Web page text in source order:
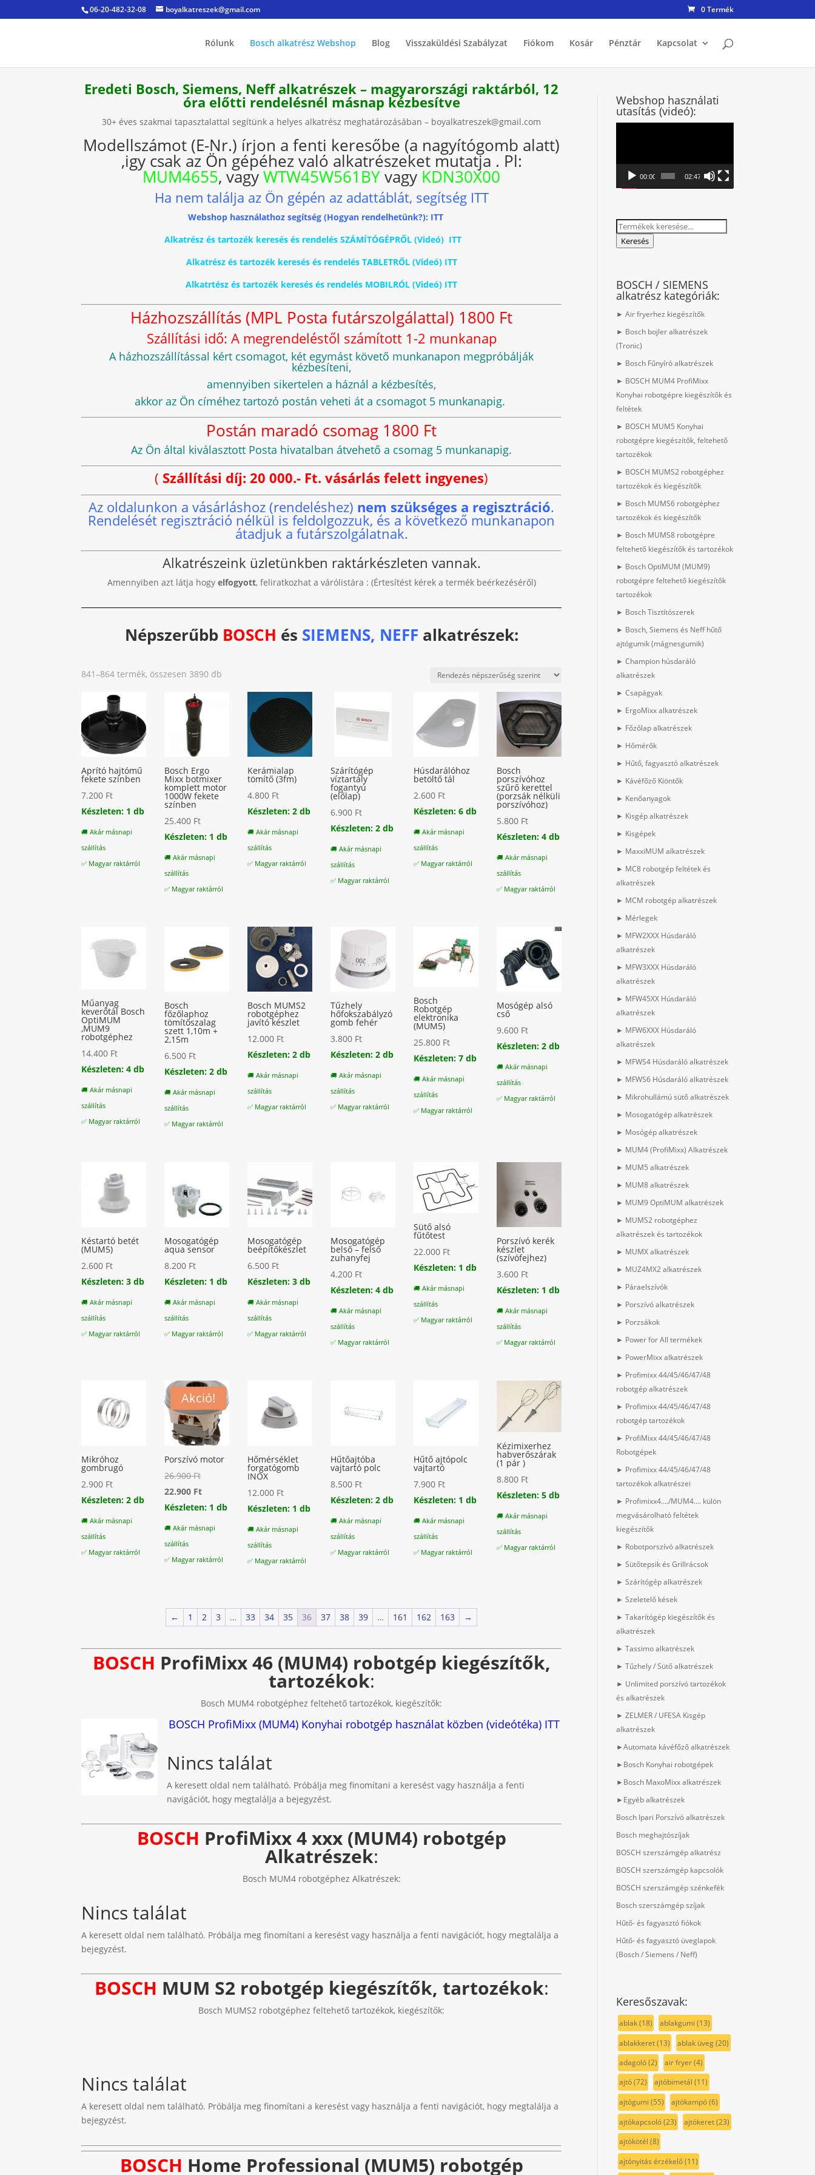
06-20-482-32-08 boyalkatreszek@gmail.com 0 Termék
Rólunk Bosch alkatrész Webshop Blog Visszaküldési Szabályzat Fiókom Kosár Pénztár Kapcsolat
Eredeti Bosch, Siemens, Neff alkatrészek – magyarországi raktárból, 12
óra előtti rendelésnél másnap kézbesítve
30+ éves szakmai tapasztalattal segítünk a helyes alkatrész meghatározásában – boyalkatreszek@gmail.com
Modellszámot (E-Nr.) írjon a fenti keresőbe (a nagyítógomb alatt)
,igy csak az Ön gépéhez való alkatrészeket mutatja . Pl:
MUM4655, vagyWTW45W561BYvagy KDN30X00
Ha nem találja az Ön gépén az adattáblát, segítség ITT
Webshop használathoz segítség (Hogyan rendelhetünk?): ITT
Alkatrész és tartozék keresés és rendelés SZÁMÍTÓGÉPRŐL (Videó) ITT
Alkatrész és tartozék keresés és rendelés TABLETRŐL (Videó) ITT
Alkatrtész és tartozék keresés és rendelés MOBILRÓL (Videó) ITT
Házhozszállítás (MPL Posta futárszolgálattal) 1800 Ft
Szállítási idő: A megrendeléstől számított 1-2 munkanap
A házhozszállítással kért csomagot, két egymást követő munkanapon megpróbálják
kézbesíteni,
amennyiben sikertelen a háznál a kézbesítés,
akkor az Ön címéhez tartozó postán veheti át a csomagot 5 munkanapig.
Postán maradó csomag 1800 Ft
Az Ön által kiválasztott Posta hivatalban átvehető a csomag 5 munkanapig.
( Szállítási díj: 20 000.- Ft. vásárlás felett ingyenes)
Az oldalunkon a vásárláshoz (rendeléshez) nem szükséges a regisztráció.
Rendelését regisztráció nélkül is feldolgozzuk, és a következő munkanapon
átadjuk a futárszolgálatnak.
Alkatrészeink üzletünkben raktárkészleten vannak.
Amennyiben azt látja hogy elfogyott, feliratkozhat a várólistára : (Értesítést kérek a termék beérkezéséről)
Népszerűbb BOSCH és SIEMENS, NEFF alkatrészek:
841–864 termék, összesen 3890 db
popularity
Aprító hajtómű
fekete színben
7.200 Ft
Készleten: 1 db
🚚 Akár másnapi
szállítás
✅ Magyar raktárról
Bosch Ergo
Mixx botmixer
komplett motor
1000W fekete
színben
25.400 Ft
Készleten: 1 db
🚚 Akár másnapi
szállítás
✅ Magyar raktárról
Kerámialap
tömítő (3fm)
4.800 Ft
Készleten: 2 db
🚚 Akár másnapi
szállítás
✅ Magyar raktárról
Szárítógép
víztartály
fogantyú
(előlap)
6.900 Ft
Készleten: 2 db
🚚 Akár másnapi
szállítás
✅ Magyar raktárról
Húsdarálóhoz
betöltő tál
2.600 Ft
Készleten: 6 db
🚚 Akár másnapi
szállítás
✅ Magyar raktárról
Bosch
porszívóhoz
szűrő kerettel
(porzsák nélküli
porszívóhoz)
5.800 Ft
Készleten: 4 db
🚚 Akár másnapi
szállítás
✅ Magyar raktárról
Műanyag
keverőtál Bosch
OptiMUM
,MUM9
robotgéphez
14.400 Ft
Készleten: 4 db
🚚 Akár másnapi
szállítás
✅ Magyar raktárról
Bosch
főzőlaphoz
tömítőszalag
szett 1,10m +
2,15m
6.500 Ft
Készleten: 2 db
🚚 Akár másnapi
szállítás
✅ Magyar raktárról
Bosch MUMS2
robotgéphez
javító készlet
12.000 Ft
Készleten: 2 db
🚚 Akár másnapi
szállítás
✅ Magyar raktárról
Tűzhely
hőfokszabályzó
gomb fehér
3.800 Ft
Készleten: 2 db
🚚 Akár másnapi
szállítás
✅ Magyar raktárról
Bosch
Robotgép
elektronika
(MUM5)
25.800 Ft
Készleten: 7 db
🚚 Akár másnapi
szállítás
✅ Magyar raktárról
Mosógép alsó
cső
9.600 Ft
Készleten: 2 db
🚚 Akár másnapi
szállítás
✅ Magyar raktárról
Késtartó betét
(MUM5)
2.600 Ft
Készleten: 3 db
🚚 Akár másnapi
szállítás
✅ Magyar raktárról
Mosogatógép
aqua sensor
8.200 Ft
Készleten: 1 db
🚚 Akár másnapi
szállítás
✅ Magyar raktárról
Mosogatógép
beépítőkészlet
6.500 Ft
Készleten: 3 db
🚚 Akár másnapi
szállítás
✅ Magyar raktárról
Mosogatógép
belső – felső
zuhanyfej
4.200 Ft
Készleten: 4 db
🚚 Akár másnapi
szállítás
✅ Magyar raktárról
Sütő alsó
fűtőtest
22.000 Ft
Készleten: 1 db
🚚 Akár másnapi
szállítás
✅ Magyar raktárról
Porszívó kerék
készlet
(szívófejhez)
3.600 Ft
Készleten: 1 db
🚚 Akár másnapi
szállítás
✅ Magyar raktárról
Mikróhoz
gombrugó
2.900 Ft
Készleten: 2 db
🚚 Akár másnapi
szállítás
✅ Magyar raktárról
Akció!
Porszívó motor
26.900FtOriginal
price
was:
22.900 FtCurrent
price
Készleten: 1 db
🚚 Akár másnapi
szállítás
✅ Magyar raktárról
Hőmérséklet
forgatógomb
INOX
12.000 Ft
Készleten: 1 db
🚚 Akár másnapi
szállítás
✅ Magyar raktárról
Hűtőajtóba
vajtartó polc
8.500 Ft
Készleten: 2 db
🚚 Akár másnapi
szállítás
✅ Magyar raktárról
Hűtő ajtópolc
vajtartó
7.900 Ft
Készleten: 1 db
🚚 Akár másnapi
szállítás
✅ Magyar raktárról
Kézimixerhez
habverőszárak
(1 pár )
8.800 Ft
Készleten: 5 db
🚚 Akár másnapi
szállítás
✅ Magyar raktárról
← 1 2 3 … 33 34 35 36 37 38 39 … 161 162 163 →
BOSCH ProfiMixx 46 (MUM4) robotgép kiegészítők,
tartozékok:
Bosch MUM4 robotgéphez feltehető tartozékok, kiegészítők:
BOSCH ProfiMixx (MUM4) Konyhai robotgép használat közben (videótéka) ITT
Nincs találat
A keresett oldal nem található. Próbálja meg finomítani a keresést vagy használja a fenti
navigációt, hogy megtalálja a bejegyzést.
BOSCH ProfiMixx 4 xxx (MUM4) robotgép
Alkatrészek:
Bosch MUM4 robotgéphez Alkatrészek:
Nincs találat
A keresett oldal nem található. Próbálja meg finomítani a keresést vagy használja a fenti navigációt, hogy megtalálja a
bejegyzést.
BOSCH MUM S2 robotgép kiegészítők, tartozékok:
Bosch MUMS2 robotgéphez feltehető tartozékok, kiegészítők:
Nincs találat
A keresett oldal nem található. Próbálja meg finomítani a keresést vagy használja a fenti navigációt, hogy megtalálja a
bejegyzést.
BOSCH Home Professional (MUM5) robotgép
Webshop használati
utasítás (videó):
00:00 02:47
Keresés
Keresés
BOSCH / SIEMENS
alkatrész kategóriák:
► Air fryerhez kiegészítők
► Bosch bojler alkatrészek
(Tronic)
► Bosch Fűnyíró alkatrészek
► BOSCH MUM4 ProfiMixx
Konyhai robotgépre kiegészítők és
feltétek
► BOSCH MUM5 Konyhai
robotgépre kiegészítők, feltehető
tartozékok
► BOSCH MUMS2 robotgéphez
tartozékok és kiegészítők
► Bosch MUMS6 robotgéphez
tartozékok és kiegészítők
► Bosch MUMS8 robotgépre
feltehető kiegészítők és tartozékok
► Bosch OptiMUM (MUM9)
robotgépre feltehető kiegészítők
tartozékok
► Bosch Tisztítószerek
► Bosch, Siemens és Neff hűtő
ajtógumik (mágnesgumik)
► Champion húsdaráló
alkatrészek
► Csapágyak
► ErgoMixx alkatrészek
► Főzőlap alkatrészek
► Hőmérők
► Hűtő, fagyasztó alkatrészek
► Kávéfőző Kiöntők
► Kenőanyagok
► Kisgép alkatrészek
► Kisgépek
► MaxxiMUM alkatrészek
► MC8 robotgép feltétek és
alkatrészek
► MCM robotgép alkatrészek
► Mérlegek
► MFW2XXX Húsdaráló
alkatrészek
► MFW3XXX Húsdaráló
alkatrészek
► MFW45XX Húsdaráló
alkatrészek
► MFW6XXX Húsdaráló
alkatrészek
► MFWS4 Húsdaráló alkatrészek
► MFWS6 Húsdaráló alkatrészek
► Mikrohullámú sütő alkatrészek
► Mosogatógép alkatrészek
► Mosógép alkatrészek
► MUM4 (ProfiMixx) Alkatrészek
► MUM5 alkatrészek
► MUM8 alkatrészek
► MUM9 OptiMUM alkatrészek
► MUMS2 robotgéphez
alkatrészek és tartozékok
► MUMX alkatrészek
► MUZ4MX2 alkatrészek
► Páraelszívók
► Porszívó alkatrészek
► Porzsákok
► Power for All termékek
► PowerMixx alkatrészek
► Profimixx 44/45/46/47/48
robotgép alkatrészek
► Profimixx 44/45/46/47/48
robotgép tartozékok
► ProfiMixx 44/45/46/47/48
Robotgépek
► Profimixx 44/45/46/47/48
tartozékok alkatrészei
► Profimixx4..../MUM4.... külön
megvásárolható feltétek
kiegészítők
► Robotporszívó alkatrészek
► Sütőtepsik és Grillrácsok
► Szárítógép alkatrészek
► Szeletelő kések
► Takarítógép kiegészítők és
alkatrészek
► Tassimo alkatrészek
► Tűzhely / Sütő alkatrészek
► Unlimited porszívó tartozékok
és alkatrészek
► ZELMER / UFESA Kisgép
alkatrészek
►Automata kávéfőző alkatrészek
►Bosch Konyhai robotgépek
►Bosch MaxoMixx alkatrészek
►Egyéb alkatrészek
Bosch Ipari Porszívó alkatrészek
Bosch meghajtószíjak
BOSCH szerszámgép alkatrész
BOSCH szerszámgép kapcsolók
BOSCH szerszámgép szénkefék
Bosch szerszámgép szíjak
Hűtő- és fagyasztó fiókok
Hűtő- és fagyasztó üveglapok
(Bosch / Siemens / Neff)
Keresőszavak:
ablak(18) ablakgumi (13)
ablakkeret(13) ablak üveg(20)
adagoló(2) air fryer(4)
ajtó(72) ajtóbimetál (11)
ajtógumi (55) ajtókampó(6)
ajtókapcsoló(23) ajtókeret(23)
ajtókötél (8)
ajtónyitás érzékelő(11)